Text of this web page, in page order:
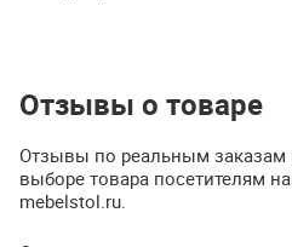
Отзывы о товаре
Отзывы по реальным заказам
выборе товара посетителям
mebelstol.ru.